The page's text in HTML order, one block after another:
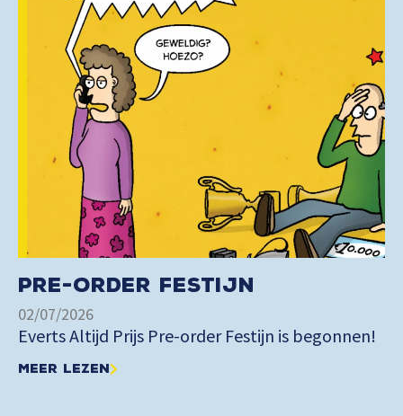
Pre-order Festijn
02/07/2026
Everts Altijd Prijs Pre-order Festijn is begonnen!
Meer lezen